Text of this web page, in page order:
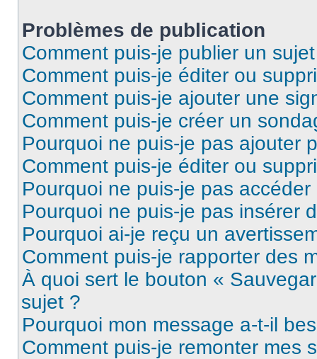
Problèmes de publication
Comment puis-je publier un
Comment puis-je éditer ou
Comment puis-je ajouter une
Comment puis-je créer un
Pourquoi ne puis-je pas ajouter
Comment puis-je éditer ou
Pourquoi ne puis-je pas
Pourquoi ne puis-je pas insérer
Pourquoi ai-je reçu un
Comment puis-je rapporter des
À quoi sert le bouton «
sujet ?
Pourquoi mon message a-t-il
Comment puis-je remonter mes